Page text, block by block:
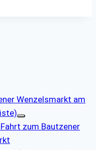
Wenzelsmarkt am
zum Bautzener